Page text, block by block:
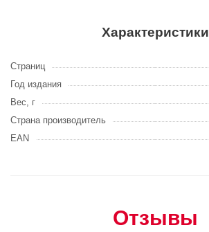
Характеристики
Страниц
Год издания
Вес, г
Страна производитель
EAN
Отзывы